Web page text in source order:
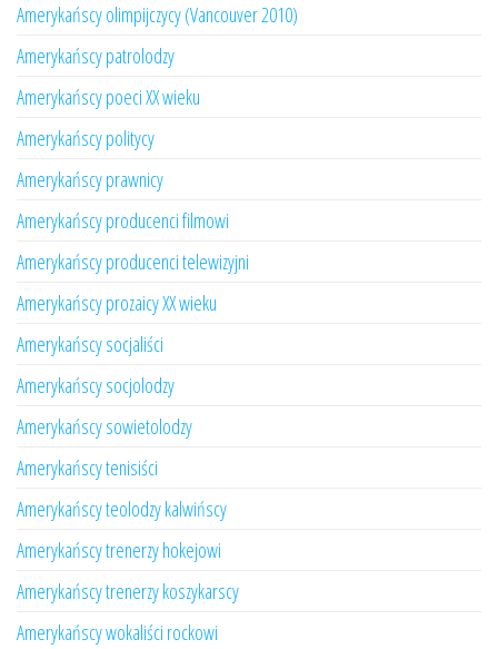
Amerykańscy olimpijczycy (Vancouver 2010)
Amerykańscy patrolodzy
Amerykańscy poeci XX wieku
Amerykańscy politycy
Amerykańscy prawnicy
Amerykańscy producenci filmowi
Amerykańscy producenci telewizyjni
Amerykańscy prozaicy XX wieku
Amerykańscy socjaliści
Amerykańscy socjolodzy
Amerykańscy sowietolodzy
Amerykańscy tenisiści
Amerykańscy teolodzy kalwińscy
Amerykańscy trenerzy hokejowi
Amerykańscy trenerzy koszykarscy
Amerykańscy wokaliści rockowi